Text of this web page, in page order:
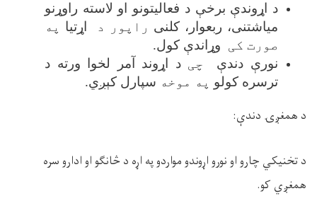
د اړوندې برخې د فعالیتونو او لاسته راوړنو
میاشتنی، ربعوار، کلنی راپور د اړتیا په
صورت کی وړاندې کول.
نورې دندې
چید اړوند آمر لخوا ورته د
ترسره کولو په موخه سپارل کېږي.
د همغږۍ دندې:
د تخنیکي چارو او نورو اړوندو مواردو په اړه د څانګو او ادارو سره
همغږي کو.